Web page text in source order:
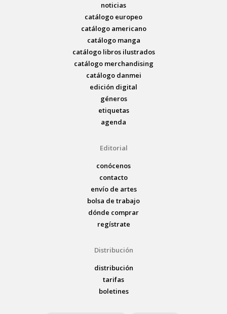
noticias
catálogo europeo
catálogo americano
catálogo manga
catálogo libros ilustrados
catálogo merchandising
catálogo danmei
edición digital
géneros
etiquetas
agenda
Editorial
conócenos
contacto
envío de artes
bolsa de trabajo
dónde comprar
regístrate
Distribución
distribución
tarifas
boletines